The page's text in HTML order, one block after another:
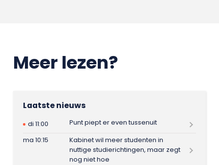
Meer lezen?
Laatste nieuws
di 11:00
Punt piept er even tussenuit
ma 10:15
Kabinet wil meer studenten in
nuttige studierichtingen, maar zegt
nog niet hoe